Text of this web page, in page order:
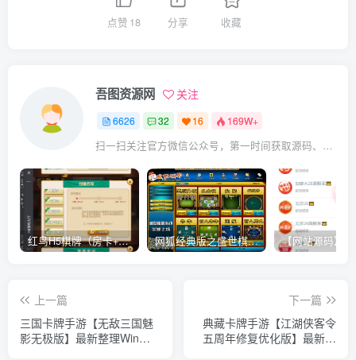
点赞 18 分享 收藏
吾图资源网 关注
6626 32 16 169W+
扫一扫关注官方微信公众号，第一时间获取源码、网赚项目资源教程，自媒体等知识干货，让互联网创业赚钱更简单。
红鸟H5棋牌（房卡+金币）全套双模式游戏源码 网狐经典版之盛世棋牌完整游戏源码（包含文档、架设教程、网站、源代码等）
上一篇
三国卡牌手游【无敌三国魅
影无极版】最新整理Win系
下一篇
典藏卡牌手游【江湖侠客令
五周年修复优化版】最新整